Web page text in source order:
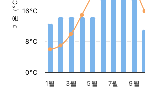
기온（°C）
1월 3월 5월 7월 9월
0°C
8°C
16°C